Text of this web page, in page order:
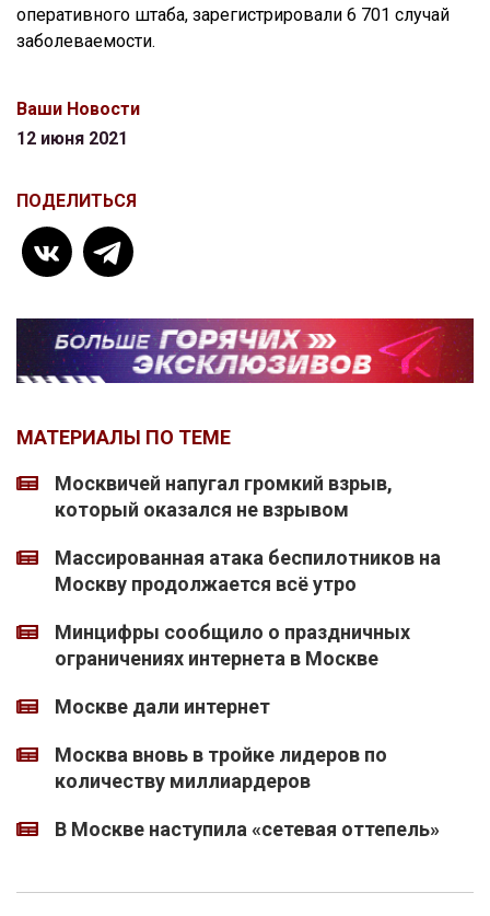
оперативного штаба, зарегистрировали 6 701 случай
заболеваемости.
Ваши Новости
12 июня 2021
ПОДЕЛИТЬСЯ
МАТЕРИАЛЫ ПО ТЕМЕ
Москвичей напугал громкий взрыв,
который оказался не взрывом
Массированная атака беспилотников на
Москву продолжается всё утро
Минцифры сообщило о праздничных
ограничениях интернета в Москве
Москве дали интернет
Москва вновь в тройке лидеров по
количеству миллиардеров
В Москве наступила «сетевая оттепель»